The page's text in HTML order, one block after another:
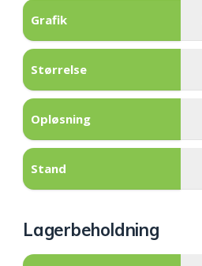
Grafik
Størrelse
Opløsning
Stand
Lagerbeholdning